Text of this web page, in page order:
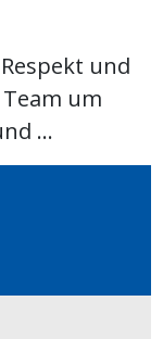
und
um
...